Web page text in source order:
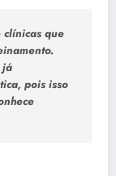
que
já
pois isso